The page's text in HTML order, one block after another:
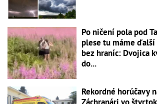
Po ničení pola pod
plese tu máme
bez hraníc: Dvojica
do...
Rekordné horúčavy